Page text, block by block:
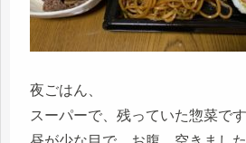
夜ごはん、
スーパーで、残っていた惣菜です